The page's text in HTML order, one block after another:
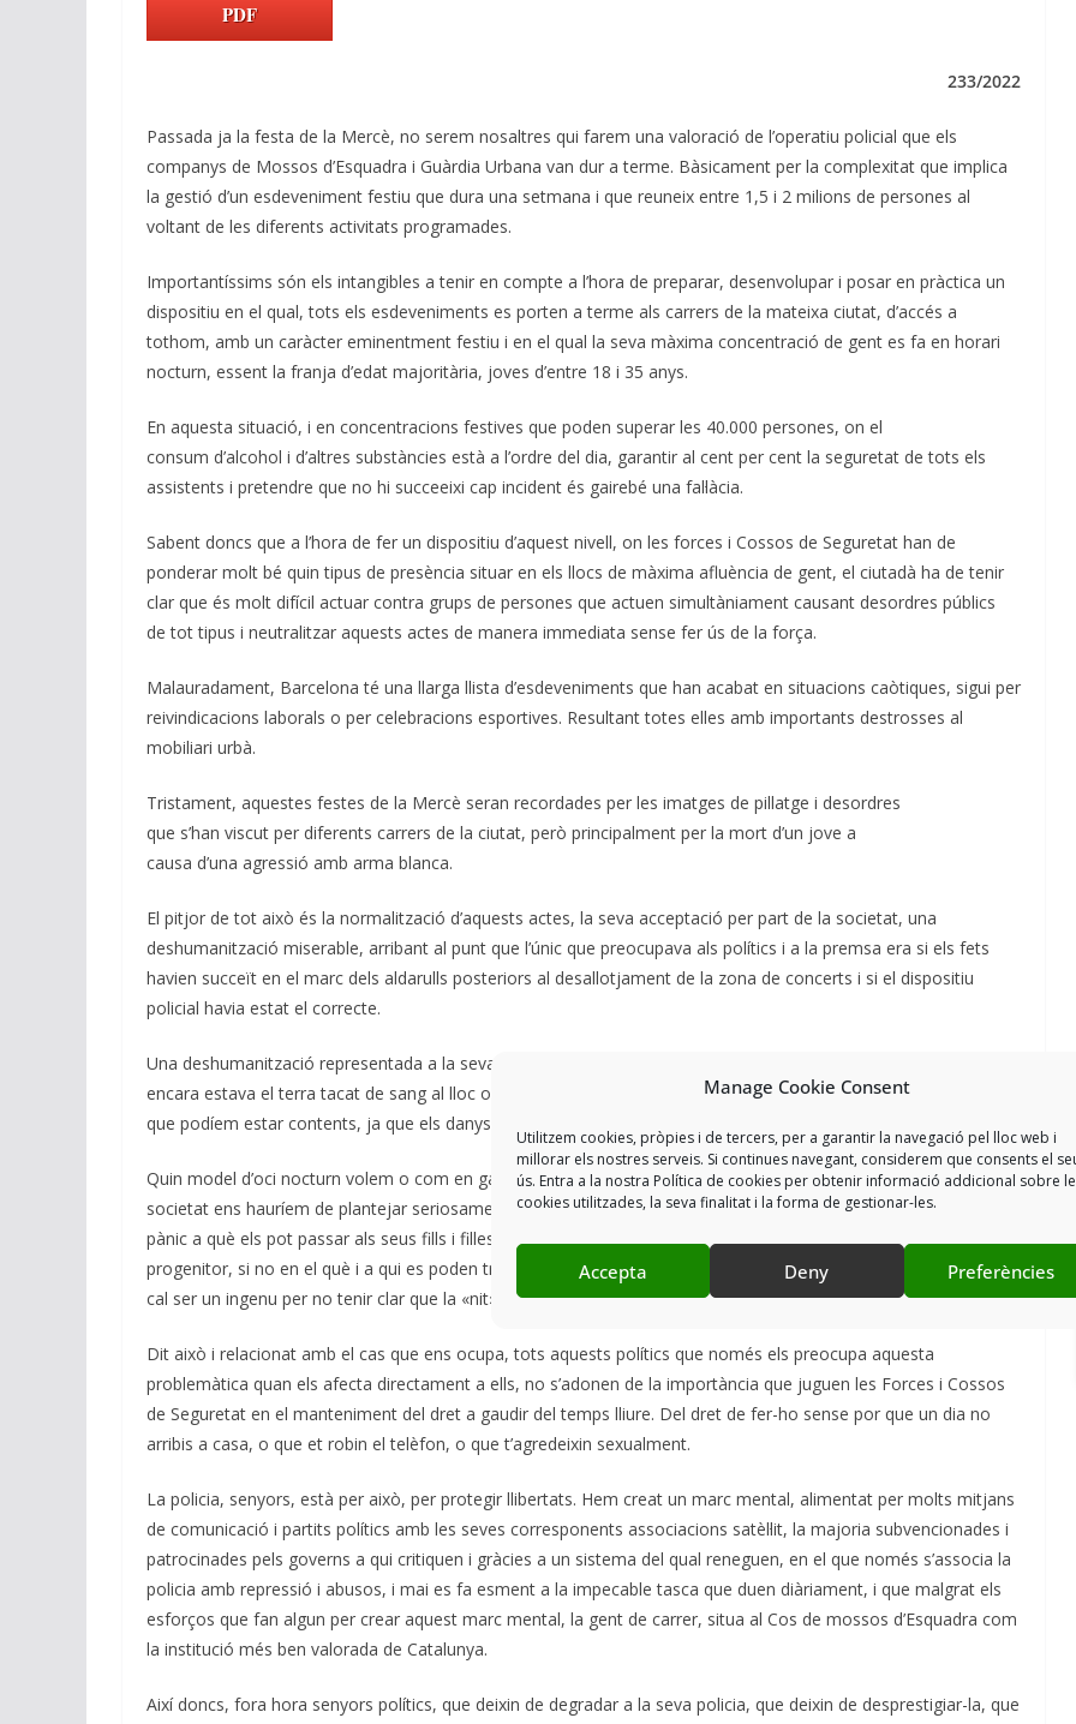
Manage Cookie Consent
Utilitzem cookies, pròpies i de tercers, per a garantir la navegació pel lloc web i
millorar els nostres serveis. Si continues navegant, considerem que consents el
ús. Entra a la nostra Política de cookies per obtenir informació addicional sobre
cookies utilitzades, la seva finalitat i la forma de gestionar-les.
Accepta Deny Preferències
k
e
n
e
b
o
k
p
p
m n
k
PDF
233/2022
Passada ja la festa de la Mercè, no serem nosaltres qui farem una valoració de l’operatiu policial que els
companys de Mossos d’Esquadra i Guàrdia Urbana van dur a terme. Bàsicament per la complexitat que implica
la gestió d’un esdeveniment festiu que dura una setmana i que reuneix entre 1,5 i 2 milions de persones al
voltant de les diferents activitats programades.
Importantíssims són els intangibles a tenir en compte a l’hora de preparar, desenvolupar i posar en pràctica un
dispositiu en el qual, tots els esdeveniments es porten a terme als carrers de la mateixa ciutat, d’accés a
tothom, amb un caràcter eminentment festiu i en el qual la seva màxima concentració de gent es fa en horari
nocturn, essent la franja d’edat majoritària, joves d’entre 18 i 35 anys.
En aquesta situació, i en concentracions festives que poden superar les 40.000 persones, on el
consum d’alcohol i d’altres substàncies està a l’ordre del dia, garantir al cent per cent la seguretat de tots els
assistents i pretendre que no hi succeeixi cap incident és gairebé una fal·làcia.
Sabent doncs que a l’hora de fer un dispositiu d’aquest nivell, on les forces i Cossos de Seguretat han de
ponderar molt bé quin tipus de presència situar en els llocs de màxima afluència de gent, el ciutadà ha de tenir
clar que és molt difícil actuar contra grups de persones que actuen simultàniament causant desordres públics
de tot tipus i neutralitzar aquests actes de manera immediata sense fer ús de la força.
Malauradament, Barcelona té una llarga llista d’esdeveniments que han acabat en situacions caòtiques, sigui per
reivindicacions laborals o per celebracions esportives. Resultant totes elles amb importants destrosses al
mobiliari urbà.
Tristament, aquestes festes de la Mercè seran recordades per les imatges de pillatge i desordres
que s’han viscut per diferents carrers de la ciutat, però principalment per la mort d’un jove a
causa d’una agressió amb arma blanca.
El pitjor de tot això és la normalització d’aquests actes, la seva acceptació per part de la societat, una
deshumanització miserable, arribant al punt que l’únic que preocupava als polítics i a la premsa era si els fets
havien succeït en el marc dels aldarulls posteriors al desallotjament de la zona de concerts i si el dispositiu
policial havia estat el correcte.
Una deshumanització representada a la seva màxima expressió per l’Alcaldessa de Barcelona, que, mentre
encara estava el terra tacat de sang al lloc on va morir un nano de 25 anys, es dedicava a destacar i ressaltar
que podíem estar contents, ja que els danys a la ciutat havien estat menors en relació a l’any passat.
Quin model d’oci nocturn volem o com en gaudeixen les noves generacions d’aquest oci és un debat que com a
societat ens hauríem de plantejar seriosament. Comença a ser preocupant que molts pares tinguin realment
pànic a què els pot passar als seus fills i filles quan van de festa, ja no per la manca de confiança en el seu
progenitor, si no en el què i a qui es poden trobar un cop surten per la porta. No cal ser alarmista, però tampoc
cal ser un ingenu per no tenir clar que la «nit» d’avui en dia, no és la mateixa de fa uns 20/25 anys enrere o més.
Dit això i relacionat amb el cas que ens ocupa, tots aquests polítics que només els preocupa aquesta
problemàtica quan els afecta directament a ells, no s’adonen de la importància que juguen les Forces i Cossos
de Seguretat en el manteniment del dret a gaudir del temps lliure. Del dret de fer-ho sense por que un dia no
arribis a casa, o que et robin el telèfon, o que t’agredeixin sexualment.
La policia, senyors, està per això, per protegir llibertats. Hem creat un marc mental, alimentat per molts mitjans
de comunicació i partits polítics amb les seves corresponents associacions satèl·lit, la majoria subvencionades i
patrocinades pels governs a qui critiquen i gràcies a un sistema del qual reneguen, en el que només s’associa la
policia amb repressió i abusos, i mai es fa esment a la impecable tasca que duen diàriament, i que malgrat els
esforços que fan algun per crear aquest marc mental, la gent de carrer, situa al Cos de mossos d’Esquadra com
la institució més ben valorada de Catalunya.
Així doncs, fora hora senyors polítics, que deixin de degradar a la seva policia, que deixin de desprestigiar-la, que